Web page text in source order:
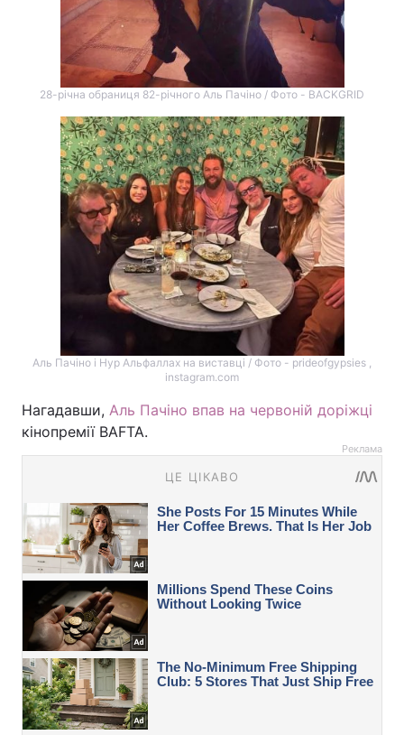
28-річна обраниця 82-річного Аль Пачіно / Фото - BACKGRID
Аль Пачіно і Нур Альфаллах на виставці / Фото - prideofgypsies ,
instagram.com
Нагадавши, Аль Пачіно впав на червоній доріжці
кінопремії BAFTA.
Реклама